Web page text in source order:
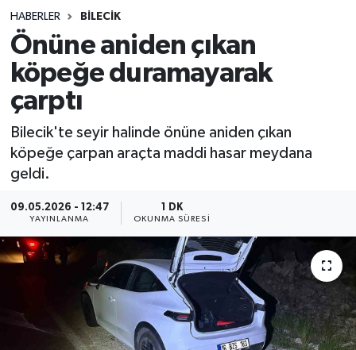
HABERLER BILECIK
Önüne aniden çıkan
köpeğe duramayarak
çarptı
Bilecik'te seyir halinde önüne aniden çıkan
köpeğe çarpan araçta maddi hasar meydana
geldi.
09.05.2026 - 12:47
YAYINLANMA
1 DK
OKUNMA SÜRESI
Spor
Teknoloji
Yaşam